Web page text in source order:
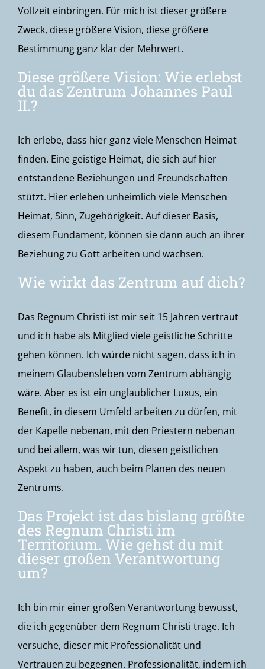
Vollzeit einbringen. Für mich ist dieser größere
Zweck, diese größere Vision, diese größere
Bestimmung ganz klar der Mehrwert.
Diese größere Vision: Wie erlebst
du das Zentrum Johannes Paul
II.?
Ich erlebe, dass hier ganz viele Menschen Heimat
finden. Eine geistige Heimat, die sich auf hier
entstandene Beziehungen und Freundschaften
stützt. Hier erleben unheimlich viele Menschen
Heimat, Sinn, Zugehörigkeit. Auf dieser Basis,
diesem Fundament, können sie dann auch an ihrer
Beziehung zu Gott arbeiten und wachsen.
Wie wirkt das Zentrum auf dich?
Das Regnum Christi ist mir seit 15 Jahren vertraut
und ich habe als Mitglied viele geistliche Schritte
gehen können. Ich würde nicht sagen, dass ich in
meinem Glaubensleben vom Zentrum abhängig
wäre. Aber es ist ein unglaublicher Luxus, ein
Benefit, in diesem Umfeld arbeiten zu dürfen, mit
der Kapelle nebenan, mit den Priestern nebenan
und bei allem, was wir tun, diesen geistlichen
Aspekt zu haben, auch beim Planen des neuen
Zentrums.
Das Projekt ist das bislang größte
des Regnum Christi im
Territorium. Wie gehst du mit
dieser großen Verantwortung
um?
Ich bin mir einer großen Verantwortung bewusst,
die ich gegenüber dem Regnum Christi trage. Ich
versuche, dieser mit Professionalität und
Vertrauen zu begegnen. Professionalität, indem ich